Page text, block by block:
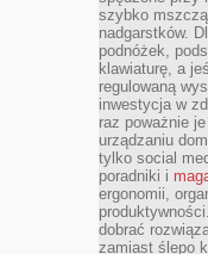
szybko
nadgarstków.
podnóżek,
klawiaturę, a
regulowaną
inwestycja w
raz poważnie
urządzaniu
tylko social
poradniki i
ergonomii,
dobrać
zamiast ślepo